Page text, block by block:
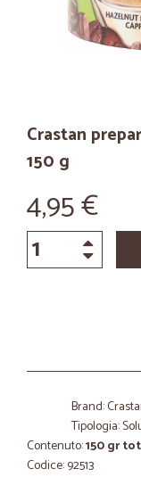
Crastan
150 g
4,95 €
Brand:
Tipologia:
Contenuto:150 gr
Codice: 92513